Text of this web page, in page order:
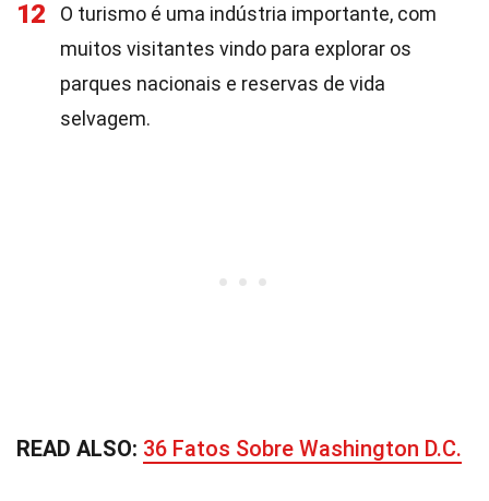
12
O turismo é uma indústria importante, com
muitos visitantes vindo para explorar os
parques nacionais e reservas de vida
selvagem.
READ ALSO: 36 Fatos Sobre Washington D.C.